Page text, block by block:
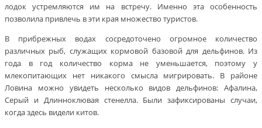
лодок устремляются им на встречу. Именно эта особенность
позволила привлечь в эти края множество туристов.
В прибрежных водах сосредоточено огромное количество
различных рыб, служащих кормовой базовой для дельфинов. Из
года в год количество корма не уменьшается, поэтому у
млекопитающих нет никакого смысла мигрировать. В районе
Ловина можно увидеть несколько видов дельфинов: Афалина,
Серый и Длинноклювая стенелла. Были зафиксированы случаи,
когда здесь видели китов.